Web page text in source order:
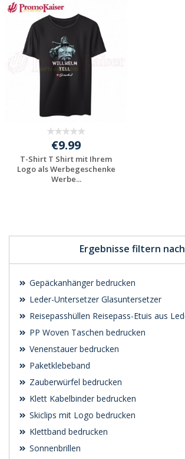
Ergebnisse filtern nach
Gepäckanhänger bedrucken
Leder-Untersetzer Glasuntersetzer
Reisepasshüllen Reisepass-Etuis aus
PP Woven Taschen bedrucken
Venenstauer bedrucken
Paketklebeband
Zauberwürfel bedrucken
Klett Kabelbinder bedrucken
Skiclips mit Logo bedrucken
Klettband bedrucken
Sonnenbrillen
Individuelle
Werbeartikel
anfragen
€9.99
T-Shirt T Shirt mit Ihrem
Logo als Werbegeschenke
Werbe...